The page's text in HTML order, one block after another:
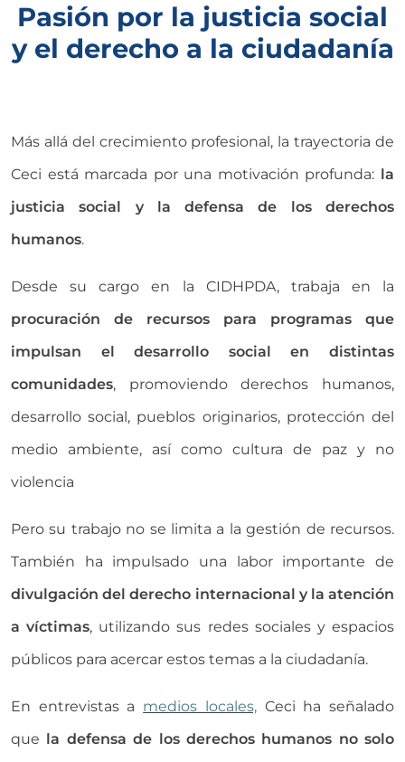
Pasión por la justicia social
y el derecho a la ciudadanía
Más allá del crecimiento profesional, la trayectoria de
Ceci está marcada por una motivación profunda:
la
justicia social y la defensa de los derechos
humanos.
Desde su cargo en la CIDHPDA, trabaja en la
procuración de recursos para programas que
impulsan el desarrollo social en distintas
comunidades, promoviendo derechos humanos,
desarrollo social, pueblos originarios, protección del
medio ambiente, así como cultura de paz y no
violencia
Pero su trabajo no se limita a la gestión de recursos.
También ha impulsado una labor importante de
divulgación del derecho internacional y la atención
a víctimas, utilizando sus redes sociales y espacios
públicos para acercar estos temas a la ciudadanía.
En entrevistas a medios locales,Ceci ha señalado
que
la defensa de los derechos humanos no solo